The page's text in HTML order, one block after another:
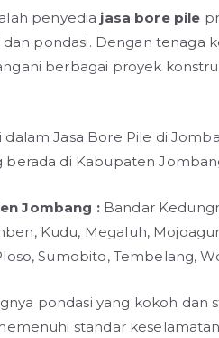
penyedia jasa bore pile
dan pondasi. Dengan
berbagai proyek
dalam Jasa Bore Pile di
berada di Kabupaten
Jombang : Bandar
Kudu, Megaluh,
Sumobito, Tembelang,
pondasi yang kokoh dan
standar